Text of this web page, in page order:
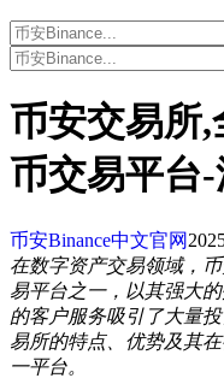
币安交易所
币交易平台
币安Binance中文官网
在数字资产交易领域，
易平台之一，以其强大
的客户服务吸引了大量
易所的特点、优势及其
一平台。